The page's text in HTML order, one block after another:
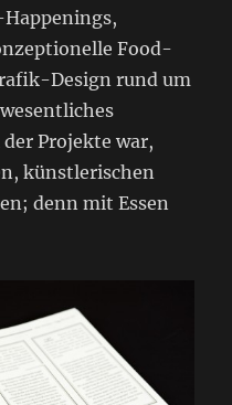
Food-
Design rund um
Projekte war,
künstlerischen
denn mit Essen